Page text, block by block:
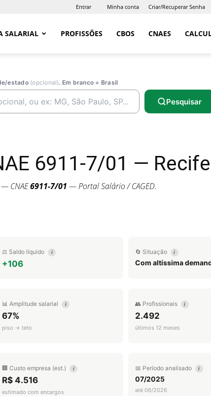
Entrar Minha conta Criar/Recuperar Senha
SALARIAL PROFISSÕES CBOS CNAES
estado (opcional). Em branco = Brasil
Pesquisar
6911-7/01 —
— CNAE6911-7/01 — Portal Salário / CAGED.
⚖️ Saldo líquido i
+106
🔄 Situação i
Com altíssima
📊 Amplitude salarial i
67%
piso → teto
👥 Profissionais i
2.492
últimos 12 meses
🏢 Custo empresa (est.) i
R$ 4.516
estimado com encargos
📅 Período analisado i
07/2025
até 06/2026